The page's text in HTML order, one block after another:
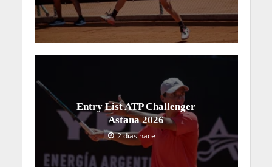
Entry List ATP Challenger
Astana 2026
2 días hace